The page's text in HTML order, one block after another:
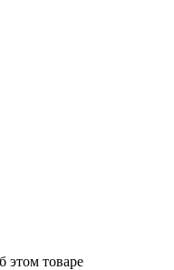
этом товаре